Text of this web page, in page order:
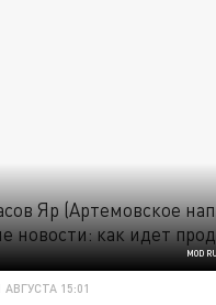
MOD
АВГУСТА 15:01